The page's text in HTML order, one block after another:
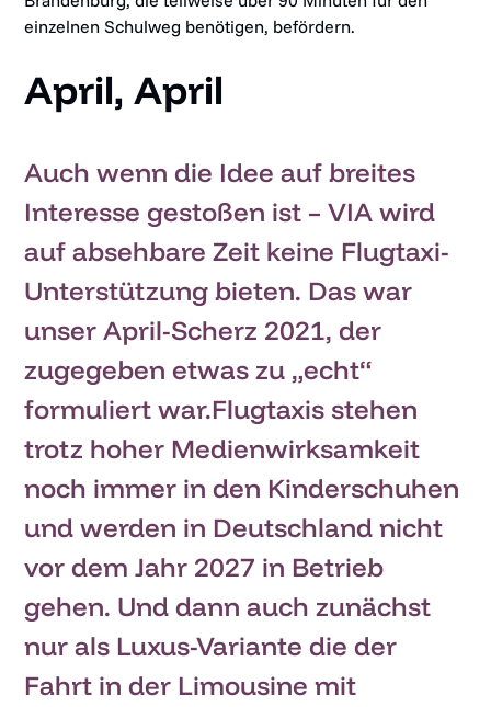
einzelnen Schulweg benötigen, befördern.
April, April
Auch wenn die Idee auf breites
Interesse gestoßen ist – VIA wird
auf absehbare Zeit keine Flugtaxi-
Unterstützung bieten. Das war
unser April-Scherz 2021, der
zugegeben etwas zu „echt“
formuliert war.Flugtaxis stehen
trotz hoher Medienwirksamkeit
noch immer in den Kinderschuhen
und werden in Deutschland nicht
vor dem Jahr 2027 in Betrieb
gehen. Und dann auch zunächst
nur als Luxus-Variante die der
Fahrt in der Limousine mit